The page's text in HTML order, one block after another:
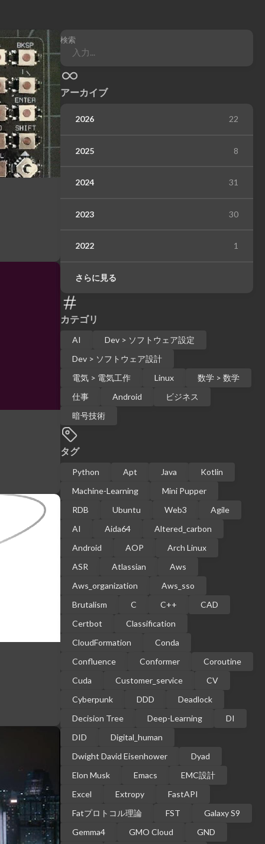
検索
アーカイブ
2026 22
2025 8
2024 31
2023 30
2022 1
さらに見る
カテゴリ
AI
Dev > ソフトウェア設定
Dev > ソフトウェア設計
電気 > 電気工作
Linux
数学 > 数学
仕事
Android
ビジネス
暗号技術
タグ
Python Apt Java
Kotlin
Machine-Learning
Mini Pupper
RDB
Ubuntu Web3
Agile
AI
Aida64
Altered_carbon
Android
AOP
Arch Linux
ASR
Atlassian
Aws
Aws_organization
Aws_sso
Brutalism
C C++
CAD
Certbot
Classification
CloudFormation
Conda
Confluence
Conformer
Coroutine
Cuda
Customer_service
CV
Cyberpunk
DDD
Deadlock
Decision Tree
Deep-Learning
DI
DID
Digital_human
Dwight David Eisenhower
Dyad
Elon Musk
Emacs
EMC設計
Excel
Extropy
FastAPI
Fatプロトコル理論
FST
Galaxy S9
Gemma4
GMO Cloud
GND